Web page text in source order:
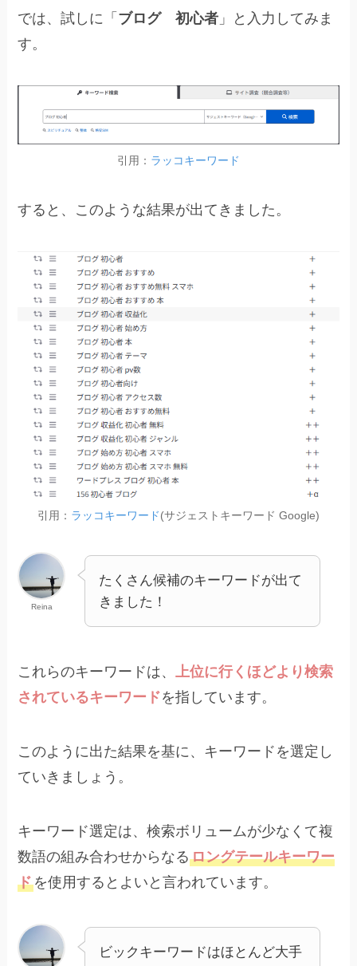
では、試しに「 ブログ 初心者 」と入力してみま
す。
引用： ラッコキーワード
すると、このような結果が出てきました。
引用： ラッコキーワード(サジェストキーワード Google)
Reina
たくさん候補のキーワードが出て
きました！
これらのキーワードは、上位に行くほどより検索
されているキーワードを指しています。
このように出た結果を基に、キーワードを選定し
ていきましょう。
キーワード選定は、検索ボリュームが少なくて複
数語の組み合わせからなるロングテールキーワー
ドを使用するとよいと言われています。
ビックキーワードはほとんど大手